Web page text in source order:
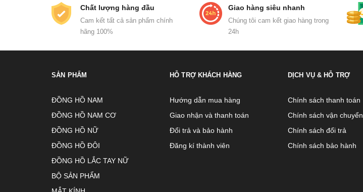
Chất lượng hàng đầu
Cam kết tất cả sản phẩm chính
hãng 100%
Giao hàng siêu nhanh
Chúng tôi cam kết giao hàng trong
24h
SẢN PHẨM
ĐỒNG HỒ NAM
ĐỒNG HỒ NAM CƠ
ĐỒNG HỒ NỮ
ĐỒNG HỒ ĐÔI
ĐỒNG HỒ LẮC TAY NỮ
BỘ SẢN PHẨM
HỖ TRỢ KHÁCH HÀNG
Hướng dẫn mua hàng
Giao nhận và thanh toán
Đổi trả và bảo hành
Đăng kí thành viên
DỊCH VỤ & HỖ TRỢ
Chính sách thanh toán
Chính sách vận chuyển
Chính sách đổi trả
Chính sách bảo hành